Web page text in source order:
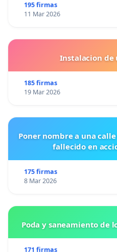
195 firmas
11 Mar 2026
Instalacion de
185 firmas
19 Mar 2026
Poner nombre a una
fallecido en
175 firmas
8 Mar 2026
Poda y saneamiento de
171 firmas